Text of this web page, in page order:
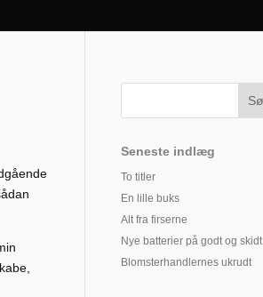
Seneste indlæg
To titler
En lille buks
Alt fra firserne
Nye batterier på godt og skidt
Blomsterhandlernes ukrudt